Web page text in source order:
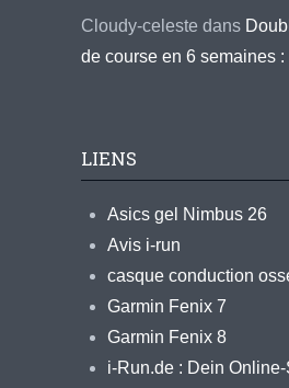
Cloudy-celeste dans
de course en 6 semaines
LIENS
Asics gel Nimbus 26
Avis i-run
casque conduction
Garmin Fenix 7
Garmin Fenix 8
i-Run.de : Dein